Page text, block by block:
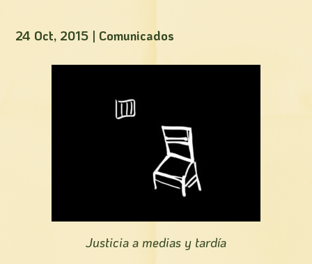
24 Oct, 2015 | Comunicados
Justicia a medias y tardía